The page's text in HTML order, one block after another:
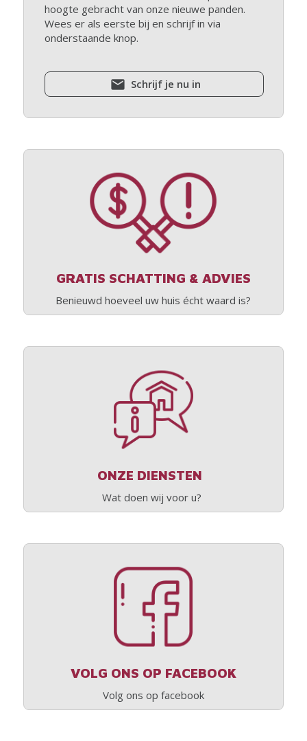
hoogte gebracht van onze nieuwe panden.
Wees er als eerste bij en schrijf in via
onderstaande knop.
Schrijf je nu in
GRATIS SCHATTING & ADVIES
Benieuwd hoeveel uw huis écht waard is?
ONZE DIENSTEN
Wat doen wij voor u?
VOLG ONS OP FACEBOOK
Volg ons op facebook